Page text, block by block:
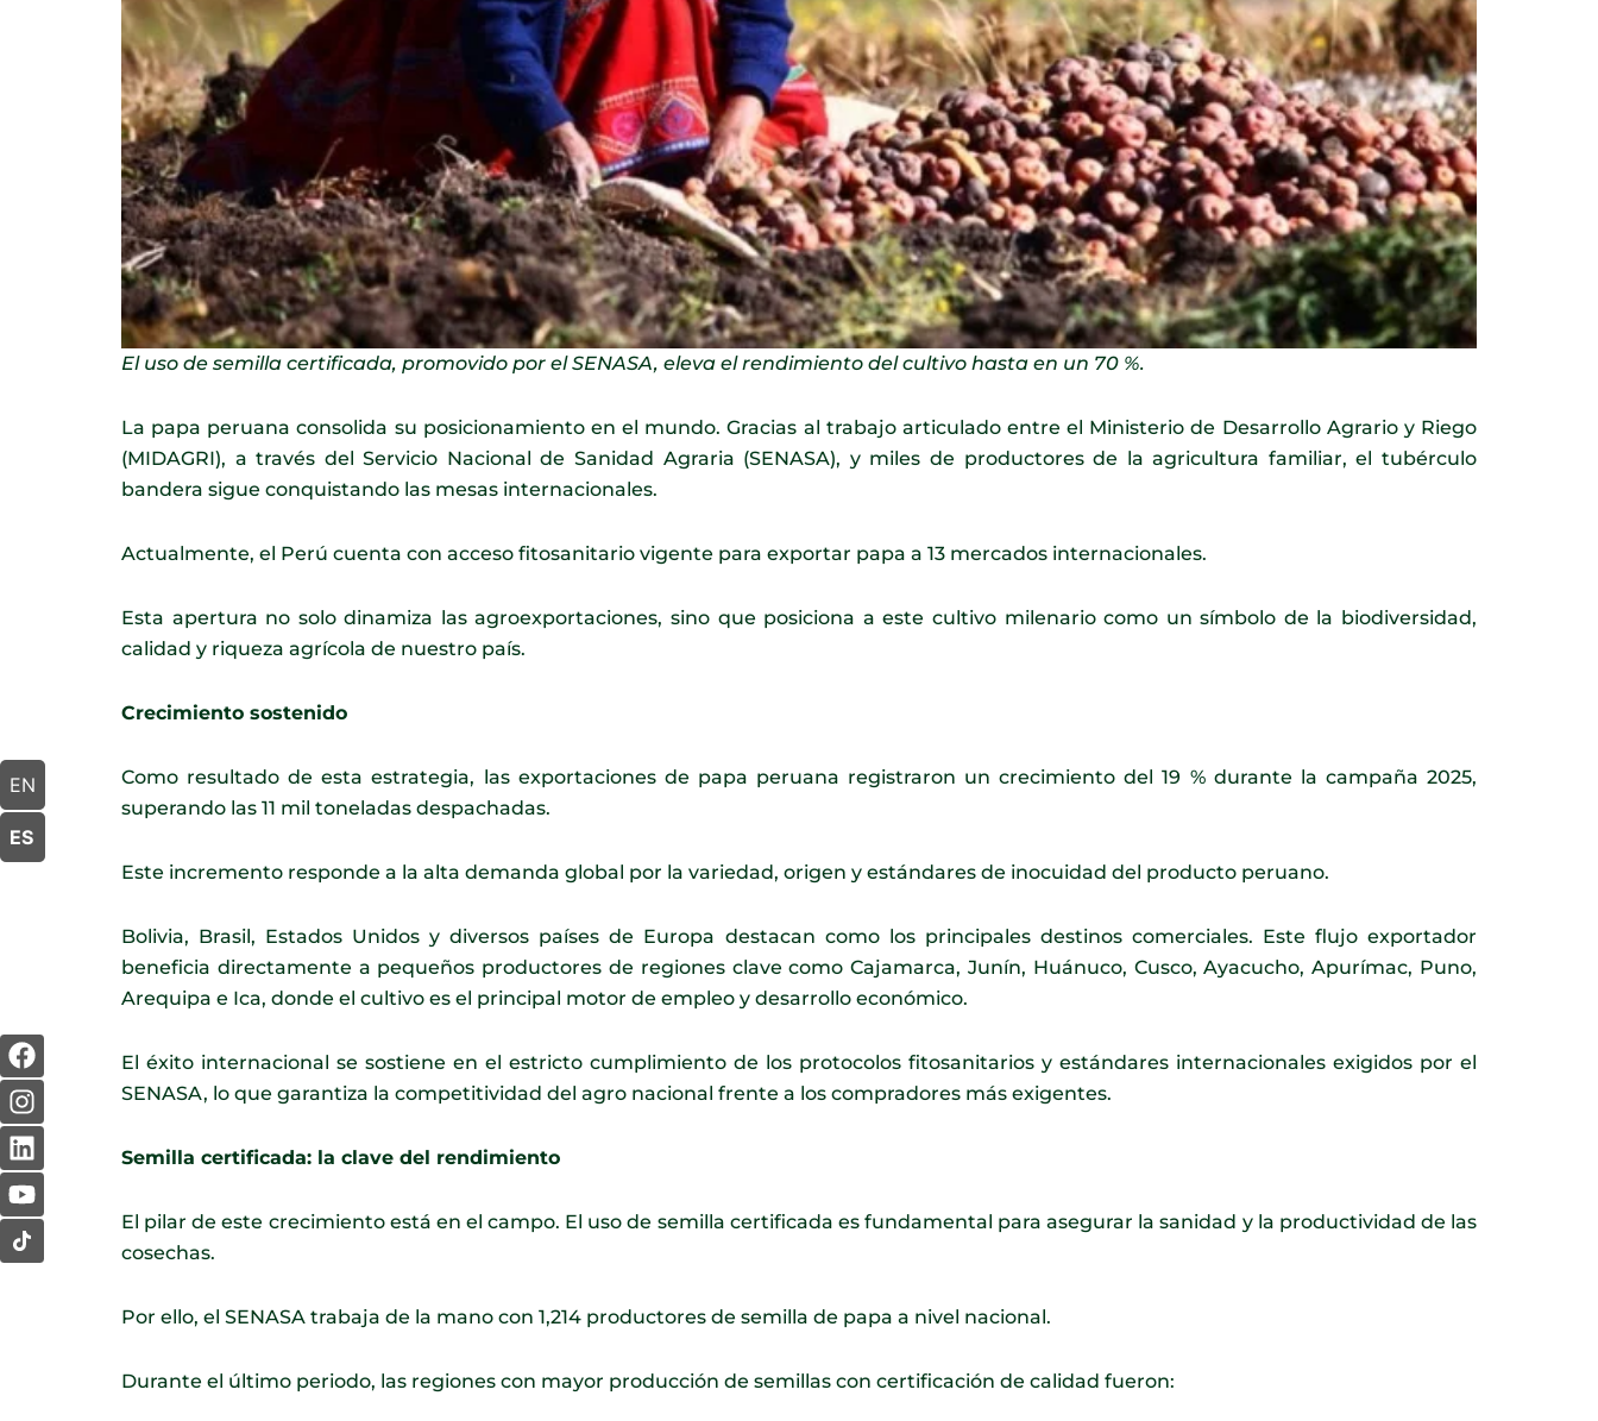
El uso de semilla certificada, promovido por el SENASA, eleva el rendimiento del cultivo hasta en un 70 %.
La papa peruana consolida su posicionamiento en el mundo. Gracias al trabajo articulado entre el Ministerio de Desarrollo Agrario y Riego
(MIDAGRI), a través del Servicio Nacional de Sanidad Agraria (SENASA), y miles de productores de la agricultura familiar, el tubérculo
bandera sigue conquistando las mesas internacionales.
Actualmente, el Perú cuenta con acceso fitosanitario vigente para exportar papa a 13 mercados internacionales.
Esta apertura no solo dinamiza las agroexportaciones, sino que posiciona a este cultivo milenario como un símbolo de la biodiversidad,
calidad y riqueza agrícola de nuestro país.
Crecimiento sostenido
Como resultado de esta estrategia, las exportaciones de papa peruana registraron un crecimiento del 19 % durante la campaña 2025,
superando las 11 mil toneladas despachadas.
Este incremento responde a la alta demanda global por la variedad, origen y estándares de inocuidad del producto peruano.
Bolivia, Brasil, Estados Unidos y diversos países de Europa destacan como los principales destinos comerciales. Este flujo exportador
beneficia directamente a pequeños productores de regiones clave como Cajamarca, Junín, Huánuco, Cusco, Ayacucho, Apurímac, Puno,
Arequipa e Ica, donde el cultivo es el principal motor de empleo y desarrollo económico.
El éxito internacional se sostiene en el estricto cumplimiento de los protocolos fitosanitarios y estándares internacionales exigidos por el
SENASA, lo que garantiza la competitividad del agro nacional frente a los compradores más exigentes.
Semilla certificada: la clave del rendimiento
El pilar de este crecimiento está en el campo. El uso de semilla certificada es fundamental para asegurar la sanidad y la productividad de las
cosechas.
Por ello, el SENASA trabaja de la mano con 1,214 productores de semilla de papa a nivel nacional.
Durante el último periodo, las regiones con mayor producción de semillas con certificación de calidad fueron:
EN
ES
F
a
c
e
b
o
o
k
I
n
s
t
a
g
r
a
m
L
i
n
k
e
d
i
n
Y
o
u
t
u
b
e